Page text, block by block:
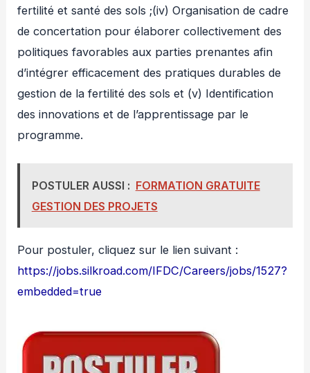
fertilité et santé des sols ;(iv) Organisation de cadre
de concertation pour élaborer collectivement des
politiques favorables aux parties prenantes afin
d’intégrer efficacement des pratiques durables de
gestion de la fertilité des sols et (v) Identification
des innovations et de l’apprentissage par le
programme.
POSTULER AUSSI : FORMATION GRATUITE
GESTION DES PROJETS
Pour postuler, cliquez sur le lien suivant :
https://jobs.silkroad.com/IFDC/Careers/jobs/1527?
embedded=true